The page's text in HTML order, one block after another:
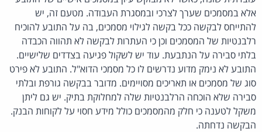
אלא במסמכים שערך לצרכי ובמסגרת העבודה. מטעם זה, יש
להתייחס לבקשה ככל בקשה לגילוי מסמכים, בה על התובע להוכיח
רלבנטיות של המסמכים וכן כי העתרות לבקשה לא תהווה הכבדה
בלתי סבירה על הנתבעת. עוד יש לשקול פגיעה בצדדים שלישיים.
התובע לא נימק מדוע נדרשים לו כל מסמכי הדוא"ל. התובע לא פירט
סוג של מסמכים או תאריכים מסויימים. מדובר בבקשה גורפת ובלתי
סבירה שלא הוכחה הרלבנטיות שלה למחלוקת בתיק. יש גם ליתן
משקל לטענה כי חלק מהמסמכים כולל מידע חסוי על לקוחות הבנק.
הבקשה נדחתה.